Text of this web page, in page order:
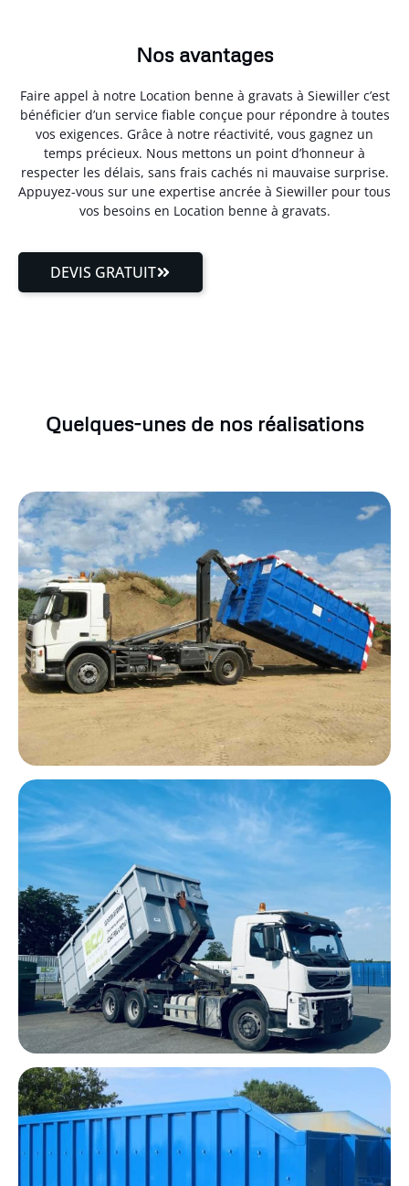
Nos avantages
Faire appel à notre Location benne à gravats à Siewiller c’est
bénéficier d’un service fiable conçue pour répondre à toutes
vos exigences. Grâce à notre réactivité, vous gagnez un
temps précieux. Nous mettons un point d’honneur à
respecter les délais, sans frais cachés ni mauvaise surprise.
Appuyez-vous sur une expertise ancrée à Siewiller pour tous
vos besoins en Location benne à gravats.
DEVIS GRATUIT
Quelques-unes de nos réalisations